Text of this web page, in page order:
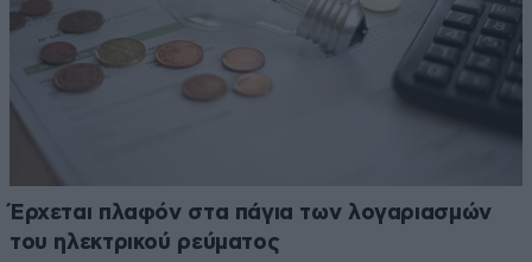
Έρχεται πλαφόν στα πάγια των λογαριασμών
του ηλεκτρικού ρεύματος